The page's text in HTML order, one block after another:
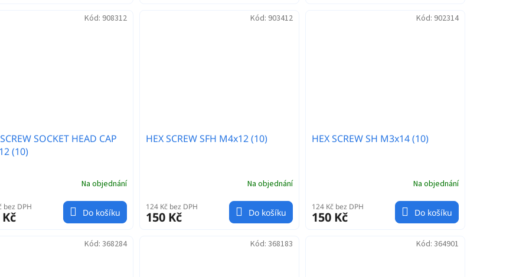
SOCKET HEAD CAP
(10)
Na objednání
bez DPH
Do košíku
Kód: 908312
HEX SCREW SFH M4x12 (10)
Na objednání
124 Kč bez DPH
150 Kč Do košíku
Kód: 903412
HEX SCREW SH M3x14 (10)
Na objednání
124 Kč bez DPH
150 Kč Do košíku
Kód: 902314
Kód: 368284 Kód: 368183 Kód: 364901